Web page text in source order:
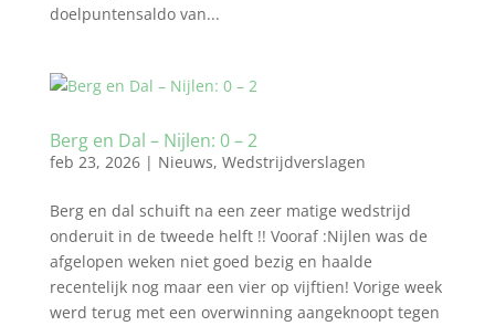
doelpuntensaldo van...
Berg en Dal – Nijlen: 0 – 2
feb 23, 2026| Nieuws, Wedstrijdverslagen
Berg en dal schuift na een zeer matige wedstrijd
onderuit in de tweede helft !! Vooraf :Nijlen was de
afgelopen weken niet goed bezig en haalde
recentelijk nog maar een vier op vijftien! Vorige week
werd terug met een overwinning aangeknoopt tegen